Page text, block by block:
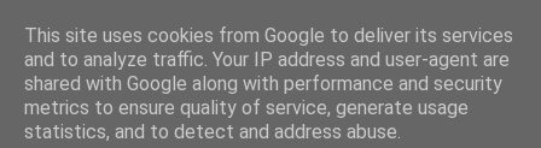
This site uses cookies from Google to deliver its services
and to analyze traffic. Your IP address and user-agent are
shared with Google along with performance and security
metrics to ensure quality of service, generate usage
statistics, and to detect and address abuse.